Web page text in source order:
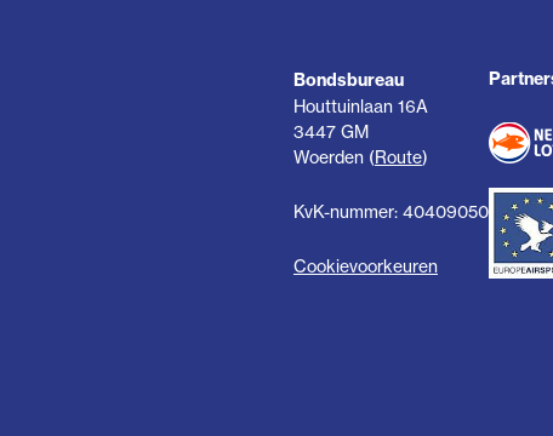
Bondsbureau
Houttuinlaan 16A
3447 GM
Woerden (Route)
KvK-nummer: 40409050
Cookievoorkeuren